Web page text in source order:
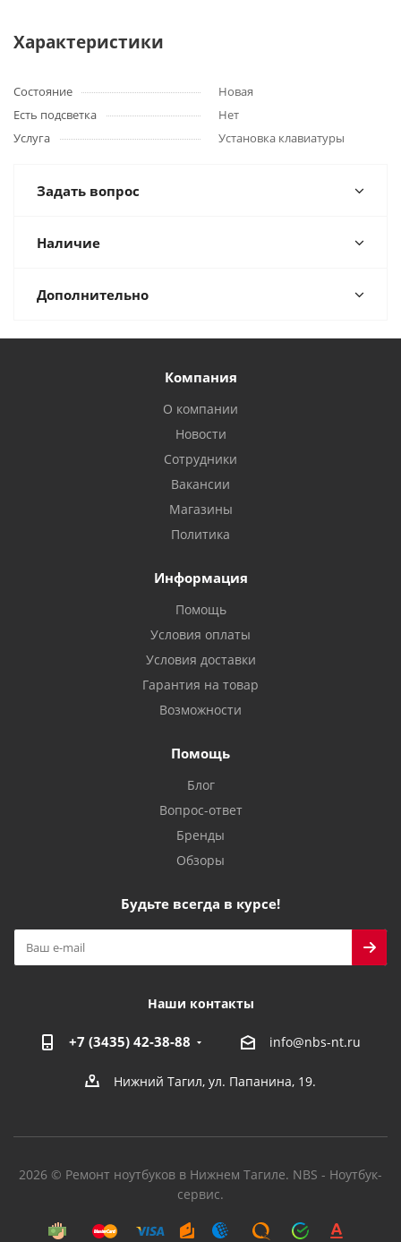
Характеристики
Состояние
Новая
Есть подсветка
Нет
Услуга
Установка клавиатуры
Задать вопрос
Наличие
Дополнительно
Компания
О компании
Новости
Сотрудники
Вакансии
Магазины
Политика
Информация
Помощь
Условия оплаты
Условия доставки
Гарантия на товар
Возможности
Помощь
Блог
Вопрос-ответ
Бренды
Обзоры
Будьте всегда в курсе!
Наши контакты
+7 (3435) 42-38-88 info@nbs-nt.ru
Нижний Тагил, ул. Папанина, 19.
2026 © Ремонт ноутбуков в Нижнем Тагиле. NBS - Ноутбук-
сервис.